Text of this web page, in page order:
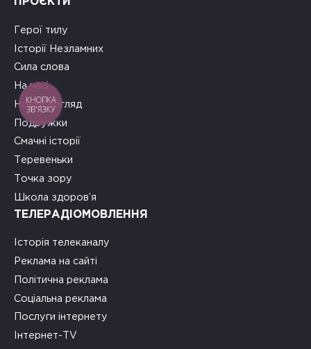
Герої тилу
Історії Незламних
Сила слова
На часі
Новий погляд
Подружки
Смачні історії
Теревеньки
Точка зору
Школа здоров’я
ТЕЛЕРАДІОМОВЛЕННЯ
Історія телеканалу
Реклама на сайті
Політична реклама
Соціальна реклама
Послуги інтернету
Інтернет-TV
КНОПКА
ЗВ'ЯЗКУ